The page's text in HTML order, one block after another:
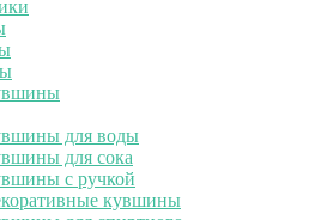
для воды
для сока
с ручкой
кувшины